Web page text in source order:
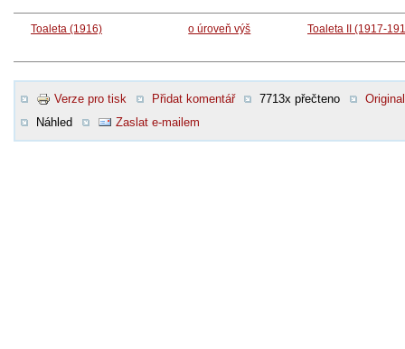
Toaleta (1916) o úroveň výš Toaleta II (1917-
Verze pro tisk Přidat komentář 7713x přečteno
Original
Náhled
Zaslat e-mailem